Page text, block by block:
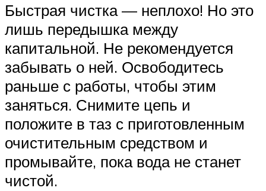
Быстрая чистка — неплохо! Но это
лишь передышка между
капитальной. Не рекомендуется
забывать о ней. Освободитесь
раньше с работы, чтобы этим
заняться. Снимите цепь и
положите в таз с приготовленным
очистительным средством и
промывайте, пока вода не станет
чистой.